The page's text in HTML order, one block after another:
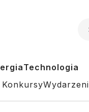
Technologia